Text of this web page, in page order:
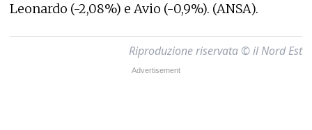
Leonardo (-2,08%) e Avio (-0,9%). (ANSA).
Riproduzione riservata © il Nord Est